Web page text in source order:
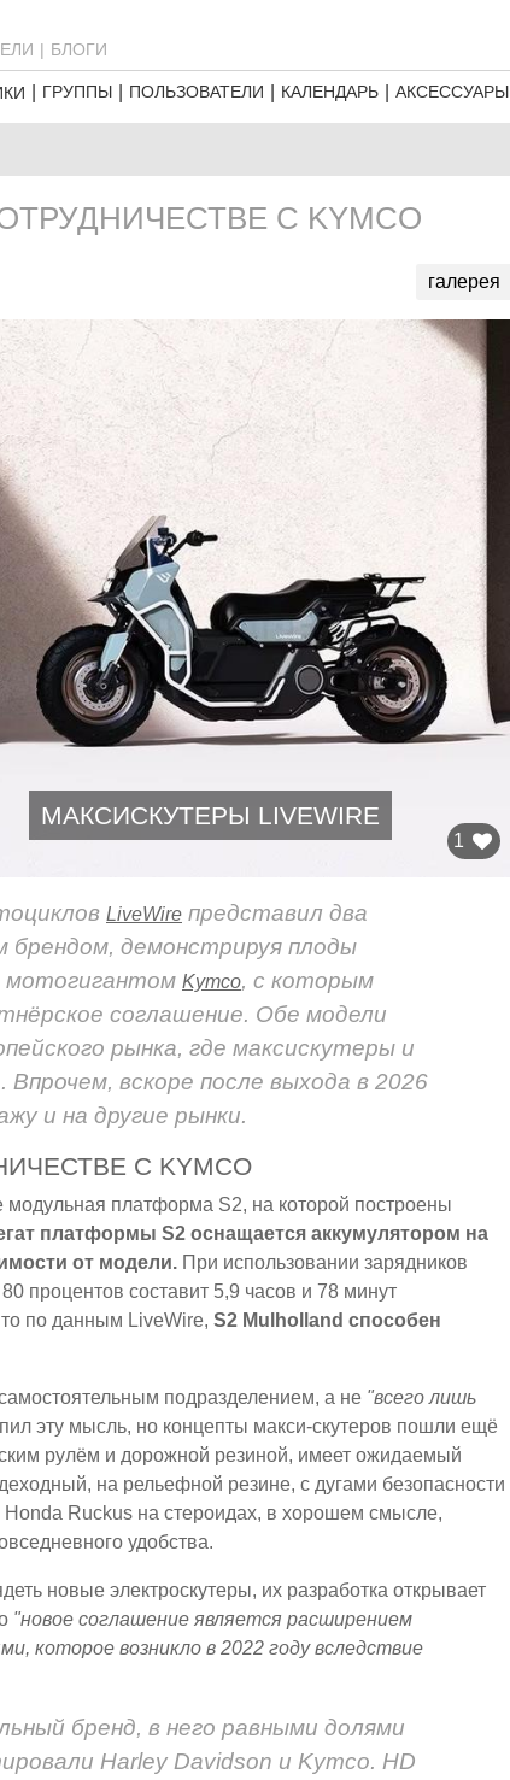
БЛОГИ
ГРУППЫ ПОЛЬЗОВАТЕЛИ КАЛЕНДАРЬ АКСЕССУАРЫ
С KYMCO
галерея
МАКСИСКУТЕРЫ LIVEWIRE
1
LiveWire представил два
брендом, демонстрируя плоды
мотогигантом Kymco, с которым
соглашение. Обе модели
рынка, где максискутеры и
вскоре после выхода в 2026
и на другие рынки.
С KYMCO
платформа S2, на которой построены
платформы S2 оснащается аккумулятором на
от модели. При использовании зарядников
процентов составит 5,9 часов и 78 минут
по данным LiveWire, S2 Mulholland способен
подразделением, а не "всего лишь
эту мысль, но концепты макси-скутеров пошли ещё
рулём и дорожной резиной, имеет ожидаемый
на рельефной резине, с дугами безопасности
Ruckus на стероидах, в хорошем смысле,
удобства.
новые электроскутеры, их разработка открывает
"новое соглашение является расширением
которое возникло в 2022 году вследствие
бренд, в него равными долями
Harley Davidson и Kymco. HD